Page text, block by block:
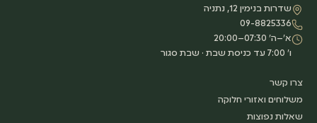
שדרות בנימין 12, נתניה
09-8825336
א׳–ה׳ 07:30–20:00
ו׳ 7:00 עד כניסת שבת · שבת סגור
צרו קשר
משלוחים ואזורי חלוקה
שאלות נפוצות